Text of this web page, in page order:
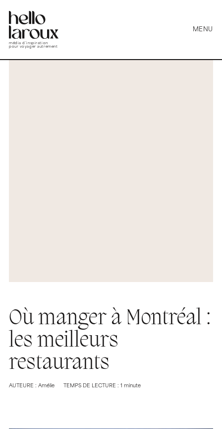
média d’inspiration
pour voyager autrement
MENU
Où manger à Montréal :
les meilleurs
restaurants
AUTEURE : Amélie TEMPS DE LECTURE : 1 minute